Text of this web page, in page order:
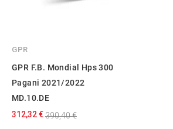
GPR
GPR F.B. Mondial Hps 300
Pagani 2021/2022
MD.10.DE
312,32 €390,40 €